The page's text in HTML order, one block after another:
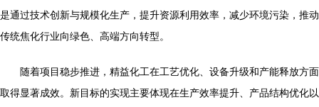
是通过技术创新与规模化生产，提升资源利用效率，减少环境污染，推动
传统焦化行业向绿色、高端方向转型。
随着项目稳步推进，精益化工在工艺优化、设备升级和产能释放方面
取得显著成效。新目标的实现主要体现在生产效率提升、产品结构优化以